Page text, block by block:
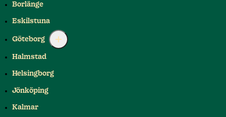
Borlänge
Eskilstuna
Göteborg
Halmstad
Helsingborg
Jönköping
Kalmar